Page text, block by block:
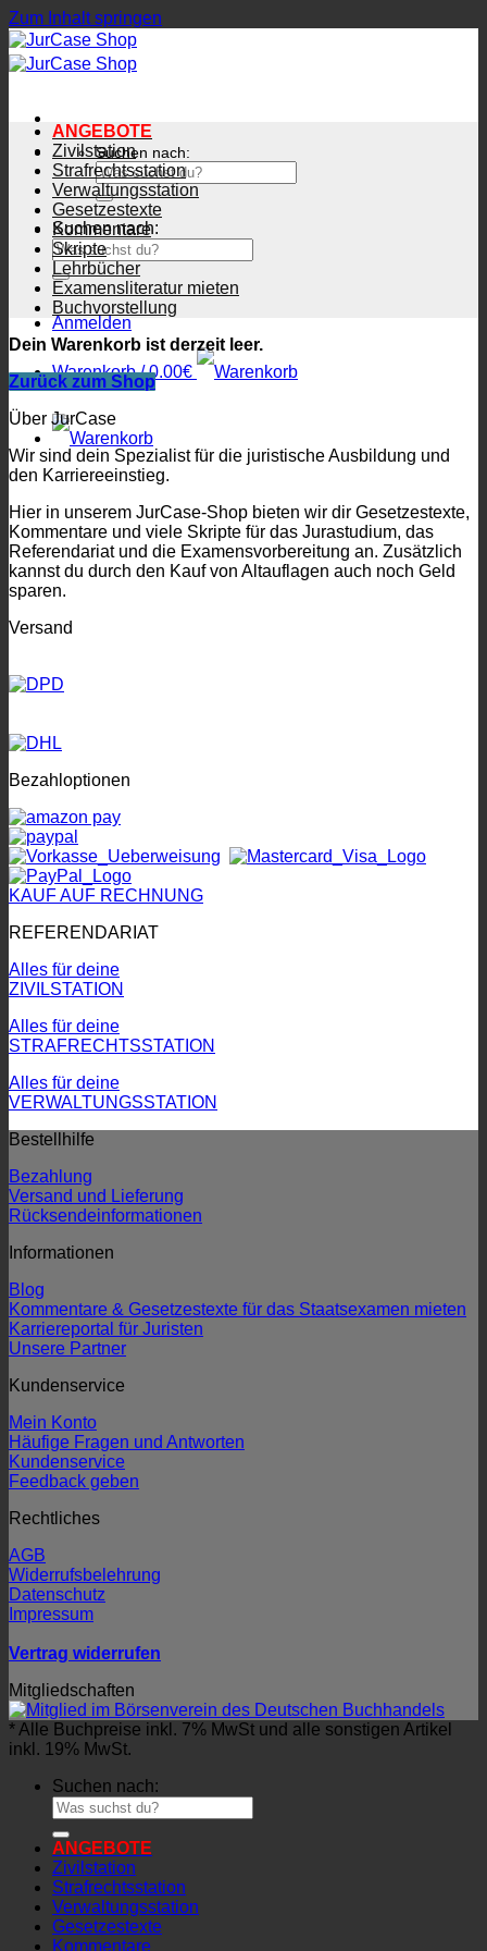
Zum Inhalt springen
Suchen nach:
Suchen nach:
Anmelden
Warenkorb /0.00€
ANGEBOTE
Zivilstation
Strafrechtsstation
Verwaltungsstation
Gesetzestexte
Kommentare
Skripte
Lehrbücher
Examensliteratur mieten
Buchvorstellung
Dein Warenkorb ist derzeit leer.
Zurück zum Shop
Über JurCase
Wir sind dein Spezialist für die juristische Ausbildung und
den Karriereeinstieg.
Hier in unserem JurCase-Shop bieten wir dir Gesetzestexte,
Kommentare und viele Skripte für das Jurastudium, das
Referendariat und die Examensvorbereitung an. Zusätzlich
kannst du durch den Kauf von Altauflagen auch noch Geld
sparen.
Versand
Bezahloptionen
KAUF AUF RECHNUNG
REFERENDARIAT
Alles für deine
ZIVILSTATION
Alles für deine
STRAFRECHTSSTATION
Alles für deine
VERWALTUNGSSTATION
Bestellhilfe
Bezahlung
Versand und Lieferung
Rücksendeinformationen
Informationen
Blog
Kommentare & Gesetzestexte für das Staatsexamen mieten
Karriereportal für Juristen
Unsere Partner
Kundenservice
Mein Konto
Häufige Fragen und Antworten
Kundenservice
Feedback geben
Rechtliches
AGB
Widerrufsbelehrung
Datenschutz
Impressum
Vertrag widerrufen
Mitgliedschaften
* Alle Buchpreise inkl. 7% MwSt und alle sonstigen Artikel
inkl. 19% MwSt.
Suchen nach:
ANGEBOTE
Zivilstation
Strafrechtsstation
Verwaltungsstation
Gesetzestexte
Kommentare